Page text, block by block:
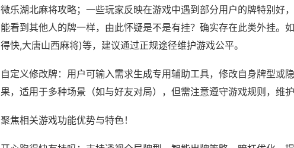
微乐湖北麻将攻略；一些玩家反映在游戏中遇到部分用户的牌特别好
能看到其他人的牌一样，由此怀疑是不是有挂？确实存在此类外挂。
得快,大唐山西麻将)等，建议通过正规途径维护游戏公平。
自定义修改牌：用户可输入需求生成专用辅助工具，修改自身牌型或
果，适用于多种场景（如与好友对局），但需注意遵守游戏规则，维护
聚焦相关游戏功能优势与特色！